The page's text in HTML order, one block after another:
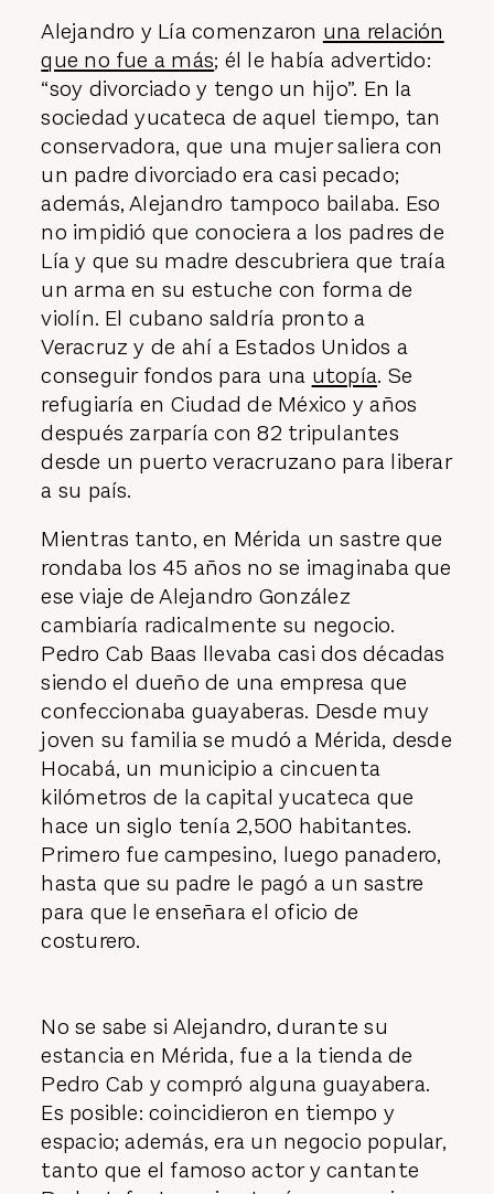
Alejandro y Lía comenzaron una relación
que no fue a más; él le había advertido:
“soy divorciado y tengo un hijo”. En la
sociedad yucateca de aquel tiempo, tan
conservadora, que una mujer saliera con
un padre divorciado era casi pecado;
además, Alejandro tampoco bailaba. Eso
no impidió que conociera a los padres de
Lía y que su madre descubriera que traía
un arma en su estuche con forma de
violín. El cubano saldría pronto a
Veracruz y de ahí a Estados Unidos a
conseguir fondos para una utopía. Se
refugiaría en Ciudad de México y años
después zarparía con 82 tripulantes
desde un puerto veracruzano para liberar
a su país.
Mientras tanto, en Mérida un sastre que
rondaba los 45 años no se imaginaba que
ese viaje de Alejandro González
cambiaría radicalmente su negocio.
Pedro Cab Baas llevaba casi dos décadas
siendo el dueño de una empresa que
confeccionaba guayaberas. Desde muy
joven su familia se mudó a Mérida, desde
Hocabá, un municipio a cincuenta
kilómetros de la capital yucateca que
hace un siglo tenía 2,500 habitantes.
Primero fue campesino, luego panadero,
hasta que su padre le pagó a un sastre
para que le enseñara el oficio de
costurero.
No se sabe si Alejandro, durante su
estancia en Mérida, fue a la tienda de
Pedro Cab y compró alguna guayabera.
Es posible: coincidieron en tiempo y
espacio; además, era un negocio popular,
tanto que el famoso actor y cantante